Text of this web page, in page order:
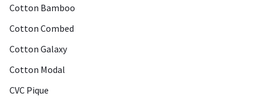
Cotton Bamboo
Cotton Combed
Cotton Galaxy
Cotton Modal
CVC Pique